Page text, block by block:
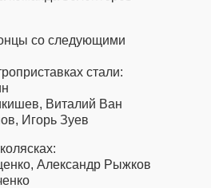
со следующими
стали:
Виталий Ван
Игорь Зуев
Александр Рыжков